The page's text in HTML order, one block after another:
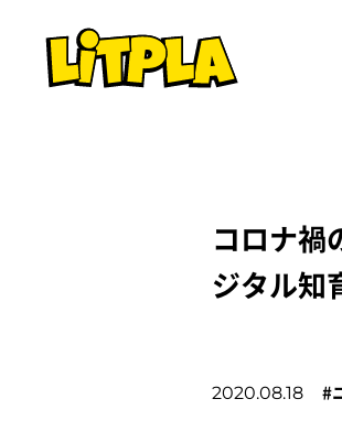
コロナ禍
ジタル知
2020.08.18 #